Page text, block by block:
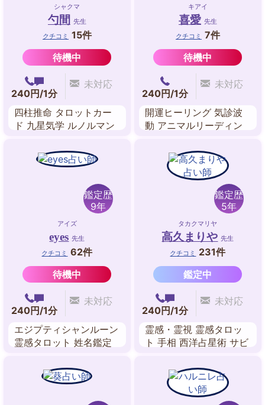
シャクマ
勺間 先生
クチコミ 15件
待機中
240円/1分
未対応
四柱推命 タロットカー
ド 九星気学 ルノルマン
キアイ
喜愛 先生
クチコミ 7件
待機中
240円/1分
未対応
開運ヒーリング 気診波
動 アニマルリーディン
ャクラ調整 守護龍占い
鑑定歴
9年
アイズ
eyes 先生
クチコミ
62件
待機中
240円/1分
未対応
エジプティシャンルーン
霊感タロット 姓名鑑定
タロット ビブリオマン
鑑定歴
5年
タカクマリヤ
高久まりや 先生
クチコミ
231件
鑑定中
240円/1分
未対応
霊感・霊視 霊感タロッ
ト 手相 西洋占星術 サビ
ピリチュアル・リーディ
ング チャネリング 故人